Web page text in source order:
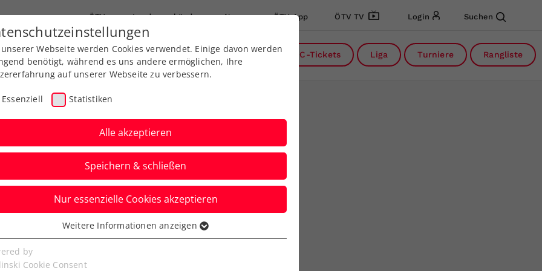
ÖTV Landesverbände News ÖTV App ÖTV TV Login Suchen
Ausbildung Services Über uns DC-Tickets Liga Turniere Rangliste
in der
eröffnet
Webseite werden Cookies verwendet. Einige davon werden
benötigt, während es uns andere ermöglichen, Ihre
auf unserer Webseite zu verbessern.
Essenziell Statistiken
Alle akzeptieren
Speichern & schließen
Nur essenzielle Cookies akzeptieren
Cookies werden für grundlegende Funktionen der
benötigt. Dadurch ist gewährleistet, dass die Webseite
Weitere Informationen anzeigen
by
Cookie Consent